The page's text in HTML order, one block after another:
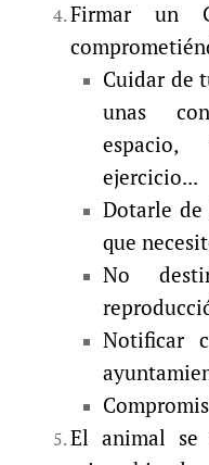
Firmar un
Cuidar de
unas
espacio,
ejercicio...
Dotarle
que
No
Notificar
El animal se